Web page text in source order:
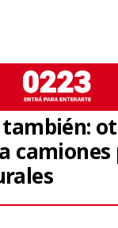
también: